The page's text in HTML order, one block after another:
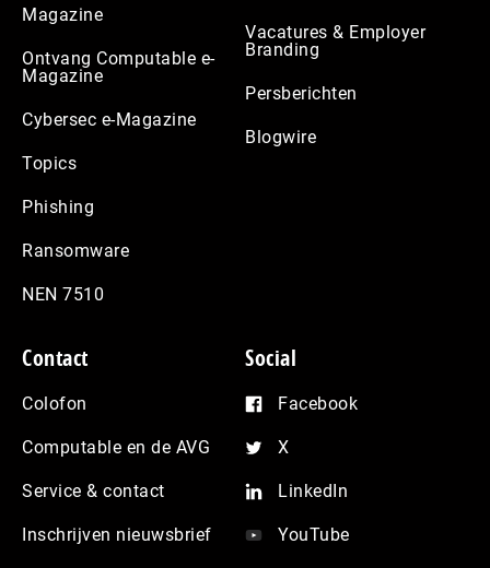
Magazine
Ontvang Computable e-
Magazine
Cybersec e-Magazine
Topics
Phishing
Ransomware
NEN 7510
Vacatures & Employer
Branding
Persberichten
Blogwire
Contact
Colofon
Computable en de AVG
Service & contact
Inschrijven nieuwsbrief
Social
Facebook
X
LinkedIn
YouTube